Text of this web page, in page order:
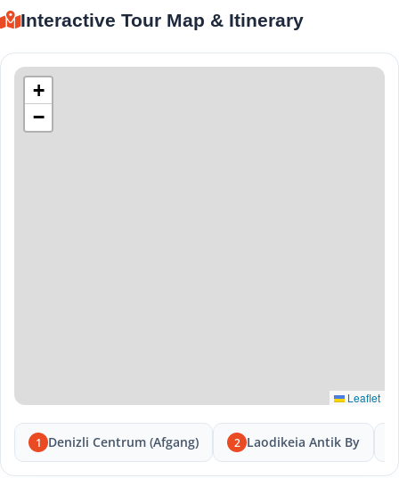
Interactive Tour Map & Itinerary
+
−
Leaflet
1 Denizli Centrum (Afgang) 2 Laodikeia Antik By